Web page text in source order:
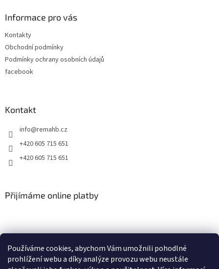
Používáme cookies, abychom Vám umožnili pohodlné
prohlížení webu a díky analýze provozu webu neustále
Informace pro vás
Kontakty
Obchodní podmínky
Podmínky ochrany osobních údajů
facebook
Kontakt
info@remahb.cz
+420 605 715 651
+420 605 715 651
Přijímáme online platby